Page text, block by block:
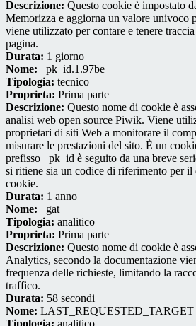
Descrizione: Questo cookie è impostato
Memorizza e aggiorna un valore univoco
viene utilizzato per contare e tenere
pagina.
Durata: 1 giorno
Nome: _pk_id.1.97be
Tipologia: tecnico
Proprieta: Prima parte
Descrizione: Questo nome di cookie è
analisi web open source Piwik. Viene
proprietari di siti Web a monitorare il
misurare le prestazioni del sito. È un
prefisso _pk_id è seguito da una breve
si ritiene sia un codice di riferimento per
cookie.
Durata: 1 anno
Nome: _gat
Tipologia: analitico
Proprieta: Prima parte
Descrizione: Questo nome di cookie è
Analytics, secondo la documentazione
frequenza delle richieste, limitando la
traffico.
Durata: 58 secondi
Nome: LAST_REQUESTED_TARGET
Tipologia: analitico